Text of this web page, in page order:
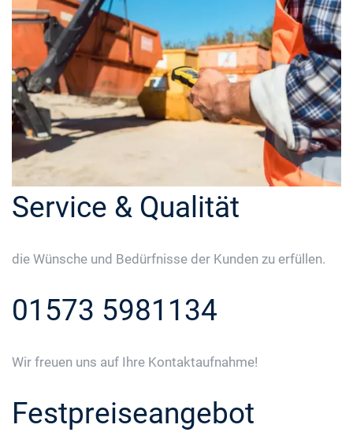
Service & Qualität
die Wünsche und Bedürfnisse der Kunden zu erfüllen.
01573 5981134
Wir freuen uns auf Ihre Kontaktaufnahme!
Festpreiseangebot